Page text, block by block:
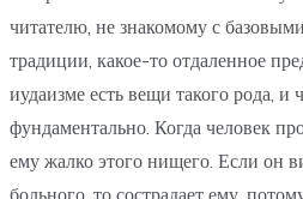
читателю, не знакомому с
традиции, какое-то отдаленное
иудаизме есть вещи такого рода, и
фундаментально. Когда человек
ему жалко этого нищего. Если он
больного, то сострадает ему,